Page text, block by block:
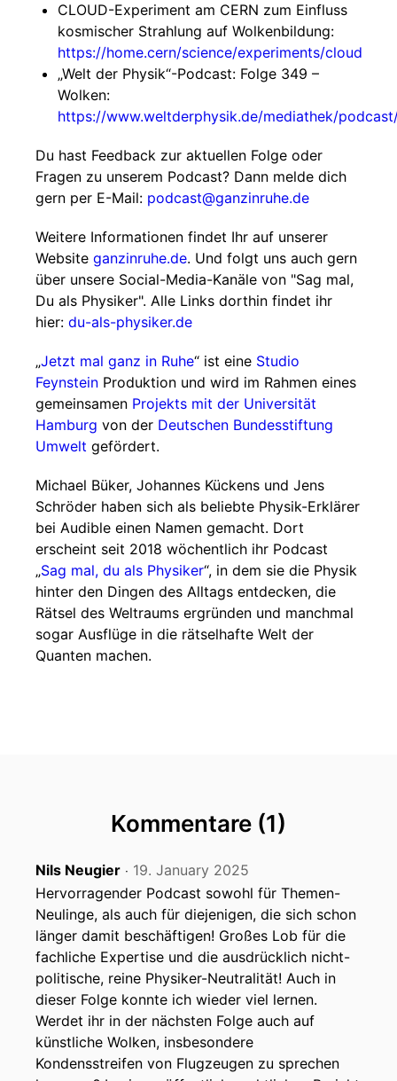
CLOUD-Experiment am CERN zum Einfluss
kosmischer Strahlung auf Wolkenbildung:
https://home.cern/science/experiments/cloud
„Welt der Physik“-Podcast: Folge 349 –
Wolken:
https://www.weltderphysik.de/mediathek/
Du hast Feedback zur aktuellen Folge oder
Fragen zu unserem Podcast? Dann melde dich
gern per E-Mail: podcast@ganzinruhe.de
Weitere Informationen findet Ihr auf unserer
Website ganzinruhe.de. Und folgt uns auch gern
über unsere Social-Media-Kanäle von "Sag mal,
Du als Physiker". Alle Links dorthin findet ihr
hier: du-als-physiker.de
„Jetzt mal ganz in Ruhe“ ist eine Studio
Feynstein Produktion und wird im Rahmen eines
gemeinsamen Projekts mit der Universität
Hamburg von der Deutschen Bundesstiftung
Umwelt gefördert.
Michael Büker, Johannes Kückens und Jens
Schröder haben sich als beliebte Physik-Erklärer
bei Audible einen Namen gemacht. Dort
erscheint seit 2018 wöchentlich ihr Podcast
„Sag mal, du als Physiker“, in dem sie die Physik
hinter den Dingen des Alltags entdecken, die
Rätsel des Weltraums ergründen und manchmal
sogar Ausflüge in die rätselhafte Welt der
Quanten machen.
Kommentare (1)
Nils Neugier ‧ 19. January 2025
Hervorragender Podcast sowohl für Themen-
Neulinge, als auch für diejenigen, die sich schon
länger damit beschäftigen! Großes Lob für die
fachliche Expertise und die ausdrücklich nicht-
politische, reine Physiker-Neutralität! Auch in
dieser Folge konnte ich wieder viel lernen.
Werdet ihr in der nächsten Folge auch auf
künstliche Wolken, insbesondere
Kondensstreifen von Flugzeugen zu sprechen